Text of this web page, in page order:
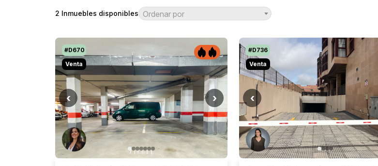
2 Inmuebles disponibles Ordenar por
‹ ›
#D670
Venta
‹
#D736
Venta